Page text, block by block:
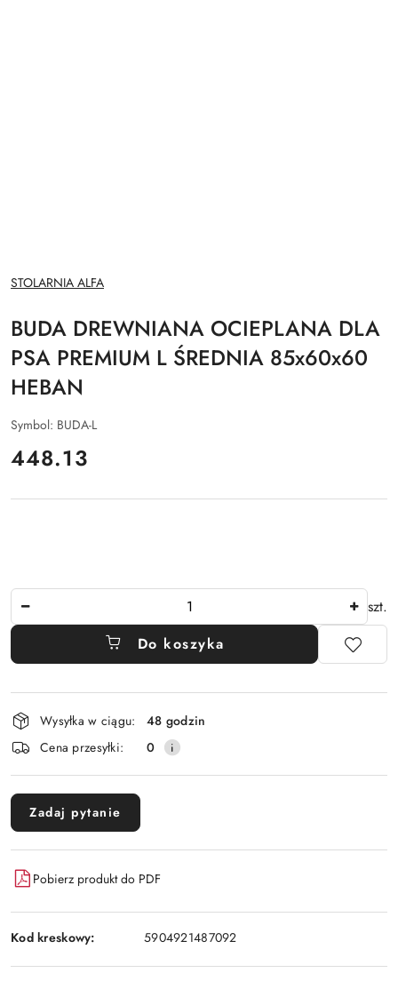
NAZWA
PRODUCENTA:
STOLARNIA ALFA
BUDA DREWNIANA OCIEPLANA DLA
PSA PREMIUM L ŚREDNIA 85x60x60
HEBAN
Symbol: BUDA-L
cena:
448.13
szt.
Do koszyka
Dostępność
i
dostawa
Wysyłka w ciągu:
48 godzin
Cena przesyłki:
0
Zadaj pytanie
Pobierz produkt do PDF
Kod kreskowy: 5904921487092